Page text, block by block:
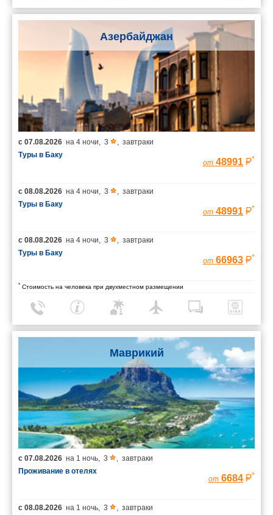
Азербайджан
с 07.08.2026 на 4 ночи 3
завтраки
Туры в Баку
от 48991 *
с 08.08.2026 на 4 ночи 3
завтраки
Туры в Баку
от 48991 *
с 08.08.2026 на 4 ночи 3
завтраки
Туры в Баку
от 66963 *
* Стоимость на человека при двухместном размещении
Маврикий
с 07.08.2026 на 1 ночь, 3 , завтраки
Проживание в отелях
от 6684 *
с 08.08.2026 на 1 ночь, 3 , завтраки